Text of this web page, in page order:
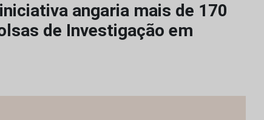
angaria mais de 170
de Investigação em